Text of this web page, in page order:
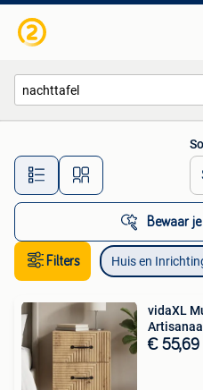
Alle
Bewaar
Filters Huis en
vidaXL
€ 55,69